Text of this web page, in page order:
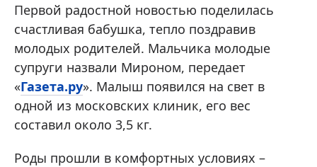
Первой радостной новостью поделилась
счастливая бабушка, тепло поздравив
молодых родителей. Мальчика молодые
супруги назвали Мироном, передает
«Газета.ру». Малыш появился на свет в
одной из московских клиник, его вес
составил около 3,5 кг.
Роды прошли в комфортных условиях –